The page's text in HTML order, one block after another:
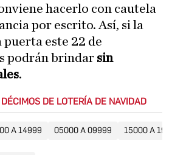
hacerlo con cautela
por escrito. Así, si la
puerta este 22 de
podrán brindar sin
.
DE LOTERÍA DE NAVIDAD
A 14999 05000 A 09999 15000 A